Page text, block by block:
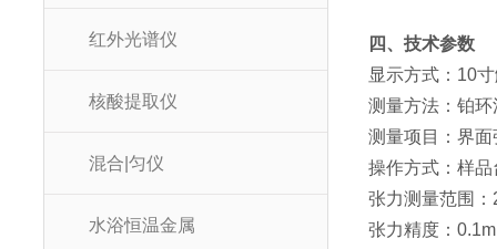
红外光谱仪
核酸提取仪
混合|匀仪
水浴恒温金属
四、技术参数
显示方式：10
测量方法：铂
测量项目：界
操作方式：样
张力测量范围
张力精度：